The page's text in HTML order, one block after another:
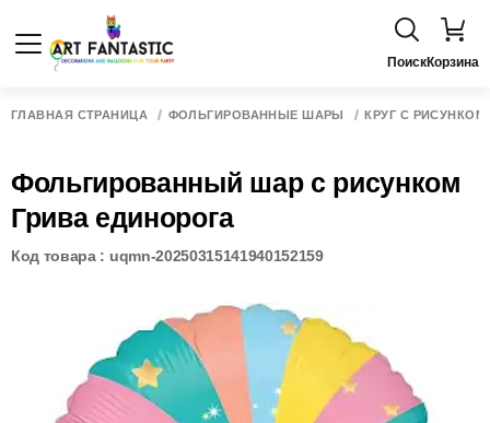
ПоискКорзина
ГЛАВНАЯ СТРАНИЦА ФОЛЬГИРОВАННЫЕ ШАРЫ КРУГ С РИСУНКОМ
Фольгированный шар с рисунком
Грива единорога
Код товара : uqmn-20250315141940152159